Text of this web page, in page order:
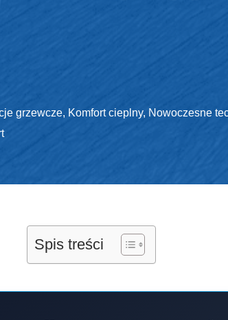
grzewcze, Komfort cieplny, Nowoczesne
Spis treści